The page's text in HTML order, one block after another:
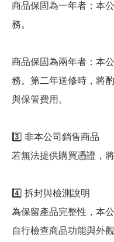
商品保固為一年者：本
務。
商品保固為兩年者：本
務。第二年送修時，將
與保管費用。
3️⃣ 非本公司銷售商品
若無法提供購買憑證，
4️⃣ 拆封與檢測說明
為保留產品完整性，本
自行檢查商品功能與外觀